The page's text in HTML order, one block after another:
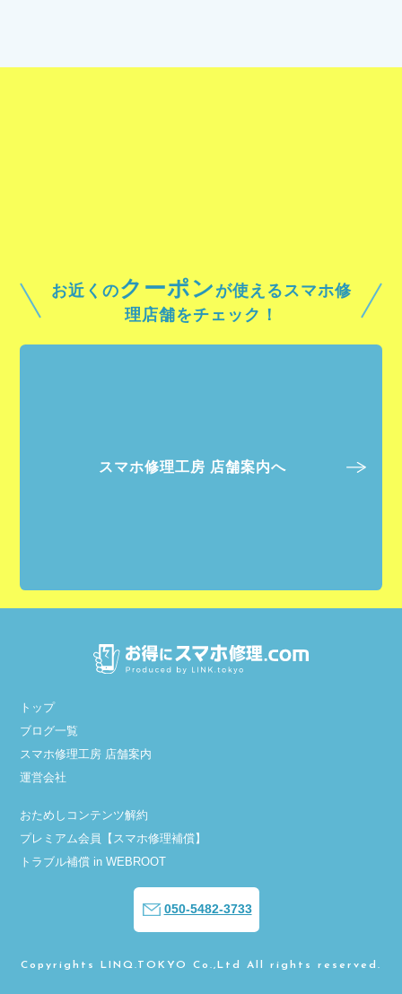
お近くのクーポン が使えるスマホ修
理店舗をチェック！
スマホ修理工房 店舗案内へ
トップ
ブログ一覧
スマホ修理工房 店舗案内
運営会社
おためしコンテンツ解約
プレミアム会員【スマホ修理補償】
トラブル補償 in WEBROOT
050-5482-3733
Copyrights LINQ.TOKYO Co.,Ltd All rights reserved.